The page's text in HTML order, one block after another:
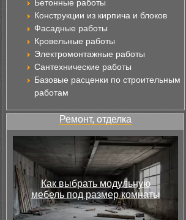
Бетонные работы
Конструкции из кирпича и блоков
Фасадные работы
Кровельные работы
Электромонтажные работы
Сантехнические работы
Базовые расценки по строительным
работам
Ремонт, отделка
Как выбрать модульную
мебель под размер комнаты